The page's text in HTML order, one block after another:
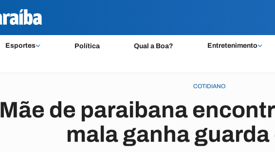
Esportes Política Qual a Boa? Entretenimento
COTIDIANO
Mãe de paraibana
mala ganha guarda